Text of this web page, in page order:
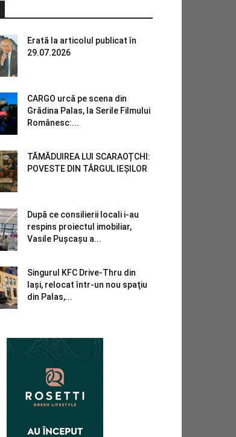
Erată la articolul publicat în
29.07.2026
CARGO urcă pe scena din
Grădina Palas, la Serile Filmului
Românesc:...
TĂMĂDUIREA LUI SCARAOȚCHI:
POVESTE DIN TÂRGUL IEȘILOR
După ce consilierii locali i-au
respins proiectul imobiliar,
Vasile Pușcașu a...
Singurul KFC Drive-Thru din
Iași, relocat într-un nou spaţiu
din Palas,...